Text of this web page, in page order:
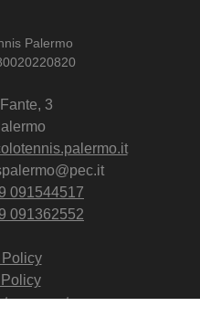
Palermo
3
091544517
091362552
Policy